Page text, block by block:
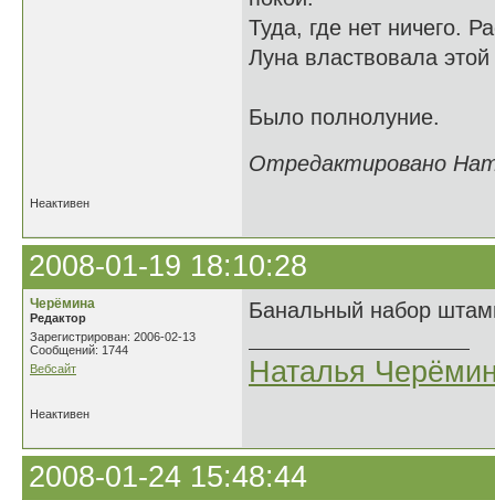
Туда, где нет ничего.
Луна властвовала
Было полнолуние.
Отредактировано
Неактивен
2008-01-19 18:10:28
Черёмина
Редактор
Зарегистрирован: 2006-02-13
Сообщений: 1744
Вебсайт
Банальный набор
Наталья
Неактивен
2008-01-24 15:48:44